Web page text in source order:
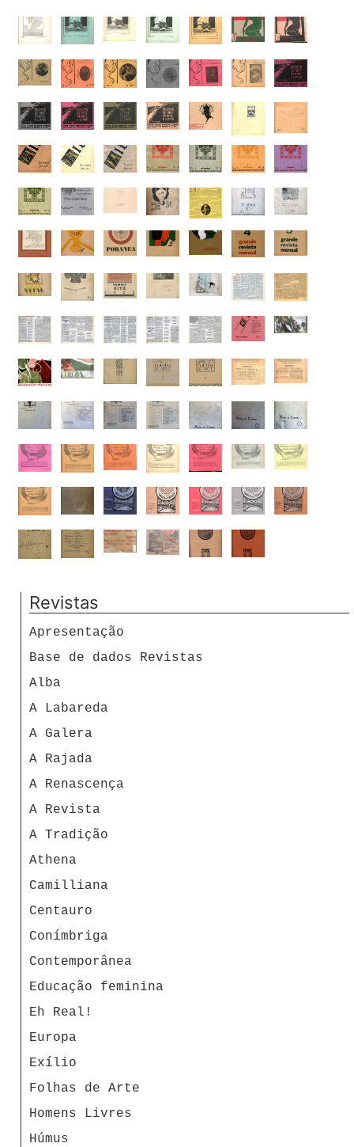
Revistas
Apresentação
Base de dados Revistas
Alba
A Labareda
A Galera
A Rajada
A Renascença
A Revista
A Tradição
Athena
Camilliana
Centauro
Conímbriga
Contemporânea
Educação feminina
Eh Real!
Europa
Exílio
Folhas de Arte
Homens Livres
Húmus